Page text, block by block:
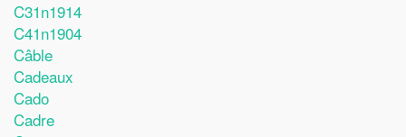
C31n1914
C41n1904
Câble
Cadeaux
Cado
Cadre